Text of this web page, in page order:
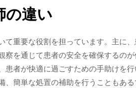
の違い
て重要な役割を担っています。主に
察を通じて患者の安全を確保するの
患者が快適に過ごすための手助けを
、簡単な処置の補助を行うこともあ